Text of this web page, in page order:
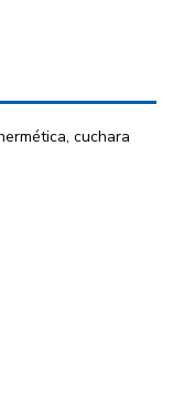
cuchara